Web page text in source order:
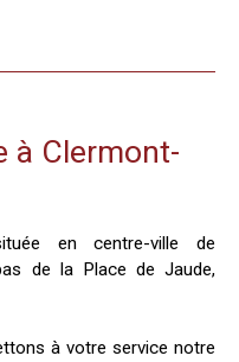
à Clermont-
en centre-ville de
de la Place de Jaude,
à votre service notre